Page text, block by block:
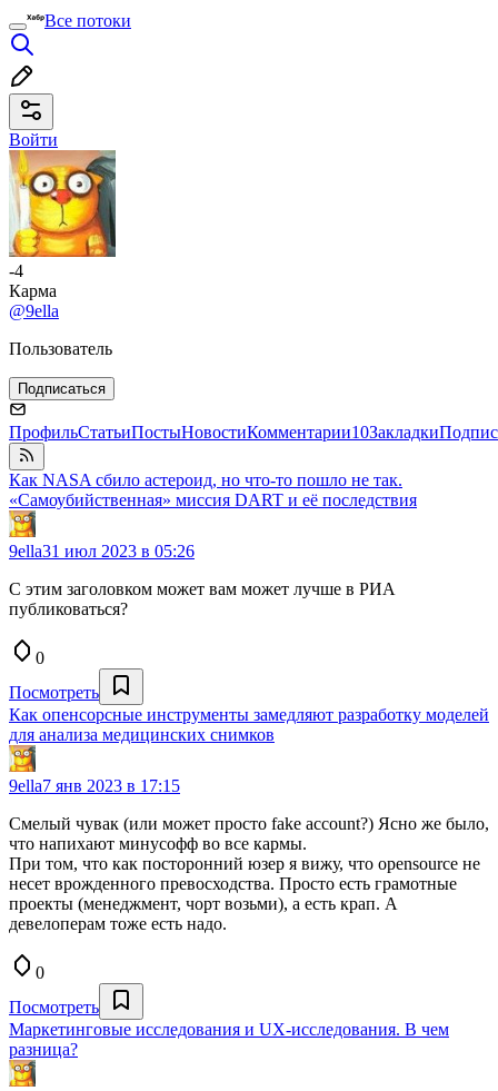
Все потоки
Войти
-4
Карма
@9ella
Пользователь
Подписаться
ПрофильСтатьиПостыНовостиКомментарии10Закладки
Как NASA сбило астероид, но что-то пошло не так.
«Самоубийственная» миссия DART и её последствия
9ella31 июл 2023 в 05:26
С этим заголовком может вам может лучше в РИА
публиковаться?
0
Посмотреть
Как опенсорсные инструменты замедляют разработку моделей
для анализа медицинских снимков
9ella7 янв 2023 в 17:15
Смелый чувак (или может просто fake account?) Ясно же было,
что напихают минусофф во все кармы.
При том, что как посторонний юзер я вижу, что opensource не
несет врожденного превосходства. Просто есть грамотные
проекты (менеджмент, чорт возьми), а есть крап. А
девелоперам тоже есть надо.
0
Посмотреть
Маркетинговые исследования и UX-исследования. В чем
разница?